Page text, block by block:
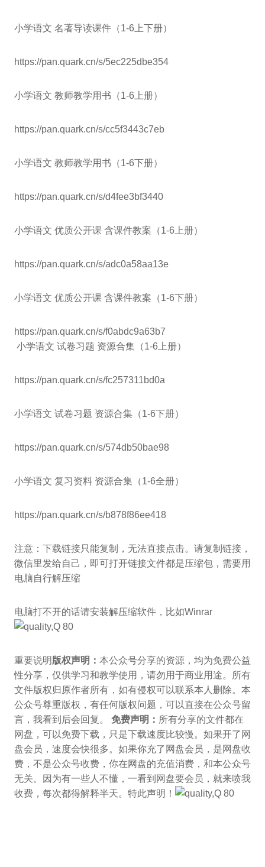
小学语文 名著导读课件（1-6上下册）
https://pan.quark.cn/s/5ec225dbe354
小学语文 教师教学用书（1-6上册）
https://pan.quark.cn/s/cc5f3443c7eb
小学语文 教师教学用书（1-6下册）
https://pan.quark.cn/s/d4fee3bf3440
小学语文 优质公开课 含课件教案（1-6上册）
https://pan.quark.cn/s/adc0a58aa13e
小学语文 优质公开课 含课件教案（1-6下册）
https://pan.quark.cn/s/f0abdc9a63b7
小学语文 试卷习题 资源合集（1-6上册）
https://pan.quark.cn/s/fc257311bd0a
小学语文 试卷习题 资源合集（1-6下册）
https://pan.quark.cn/s/574db50bae98
小学语文 复习资料 资源合集（1-6全册）
https://pan.quark.cn/s/b878f86ee418
注意：下载链接只能复制，无法直接点击。请复制链接，
微信里发给自己，即可打开链接文件都是压缩包，需要用
电脑自行解压缩
电脑打不开的话请安装解压缩软件，比如Winrar
重要说明版权声明： 本公众号分享的资源，均为免费公益
性分享，仅供学习和教学使用，请勿用于商业用途。所有
文件版权归原作者所有，如有侵权可以联系本人删除。本
公众号尊重版权，有任何版权问题，可以直接在公众号留
言，我看到后会回复。 免费声明： 所有分享的文件都在
网盘，可以免费下载，只是下载速度比较慢。如果开了网
盘会员，速度会快很多。如果你充了网盘会员，是网盘收
费，不是公众号收费，你在网盘的充值消费，和本公众号
无关。因为有一些人不懂，一看到网盘要会员，就来喷我
收费，每次都得解释半天。特此声明！